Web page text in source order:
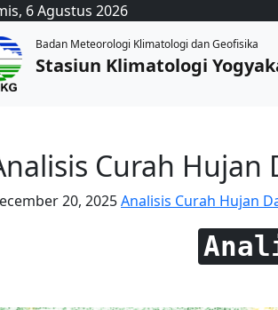
6 Agustus 2026
Badan Meteorologi Klimatologi dan Geofisika
Stasiun Klimatologi
Curah Hujan
20, 2025Analisis Curah Hujan